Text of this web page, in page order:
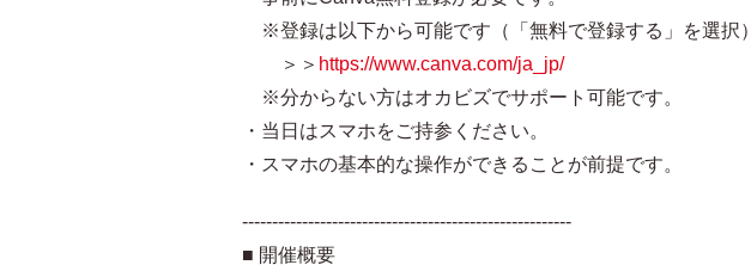
※登録は以下から可能です（「無料で登録する」を選択）
＞＞ https://www.canva.com/ja_jp/
※分からない方はオカビズでサポート可能です。
・当日はスマホをご持参ください。
・スマホの基本的な操作ができることが前提です。
-------------------------------------------------------
■ 開催概要